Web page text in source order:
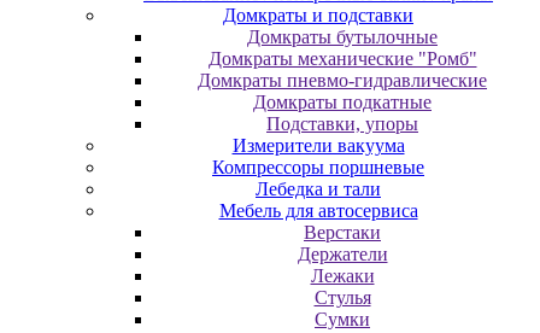
Домкраты и подставки
Домкраты бутылочные
Домкраты механические "Ромб"
Домкраты пневмо-гидравлические
Домкраты подкатные
Подставки, упоры
Измерители вакуума
Компрессоры поршневые
Лебедка и тали
Мебель для автосервиса
Верстаки
Держатели
Лежаки
Стулья
Сумки